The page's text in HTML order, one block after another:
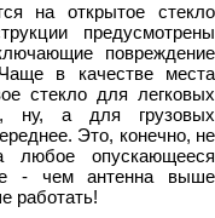
на открытое стекло
предусмотрены
повреждение
в качестве места
стекло для легковых
ну, а для грузовых
Это, конечно, не
любое опускающееся
- чем антенна выше
работать!